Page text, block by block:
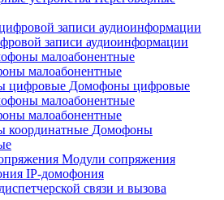
записи аудиоинформации
малоабонентные
Домофоны цифровые
малоабонентные
Домофоны
Модули сопряжения
IP-домофония